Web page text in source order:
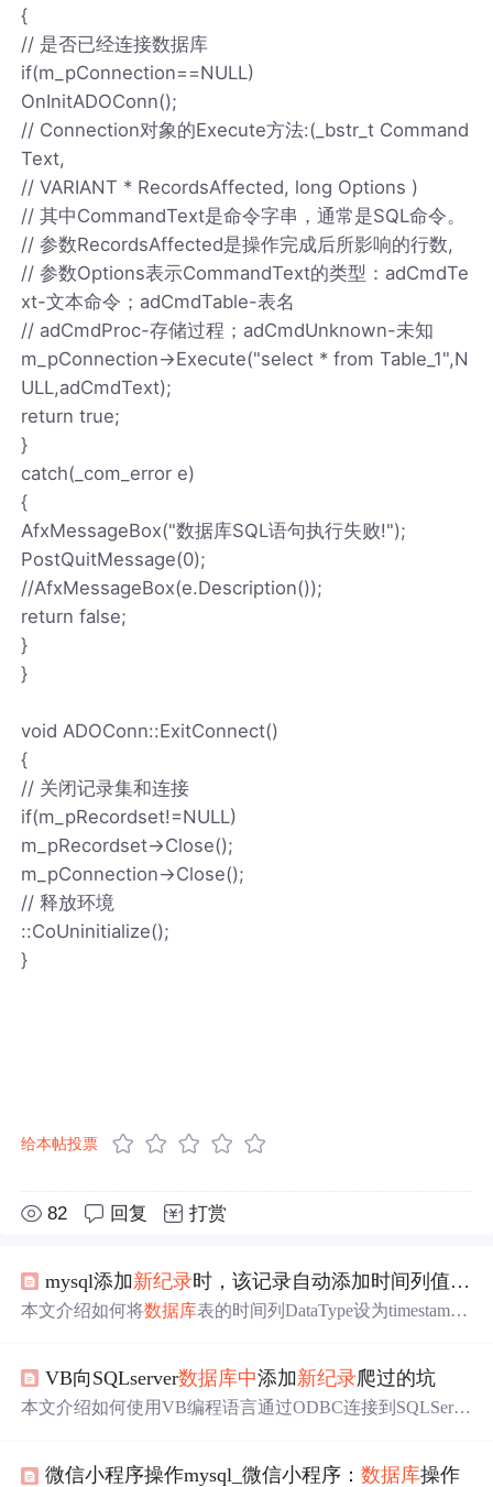
{
// 是否已经连接数据库
if(m_pConnection==NULL)
OnInitADOConn();
// Connection对象的Execute方法:(_bstr_t Command
Text,
// VARIANT * RecordsAffected, long Options )
// 其中CommandText是命令字串，通常是SQL命令。
// 参数RecordsAffected是操作完成后所影响的行数,
// 参数Options表示CommandText的类型：adCmdTe
xt-文本命令；adCmdTable-表名
// adCmdProc-存储过程；adCmdUnknown-未知
m_pConnection->Execute("select * from Table_1",N
ULL,adCmdText);
return true;
}
catch(_com_error e)
{
AfxMessageBox("数据库SQL语句执行失败!");
PostQuitMessage(0);
//AfxMessageBox(e.Description());
return false;
}
}
void ADOConn::ExitConnect()
{
// 关闭记录集和连接
if(m_pRecordset!=NULL)
m_pRecordset->Close();
m_pConnection->Close();
// 释放环境
::CoUninitialize();
}
给本帖投票
82 回复 打赏
mysql添加新纪录时，该记录自动添加时间列值的方法
本文介绍如何将数据库表的时间列DataType设为timestam
VB向SQLserver数据库中添加新纪录爬过的坑
本文介绍如何使用VB编程语言通过ODBC连接到SQLServe
行SQL插入语句。
微信小程序操作mysql_微信小程序：数据库操作